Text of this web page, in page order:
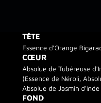
TÊTE
Essence d'Orange
CŒUR
Absolue de Tubéreuse
(Essence de Néroli,
Absolue de Jasmin
FOND